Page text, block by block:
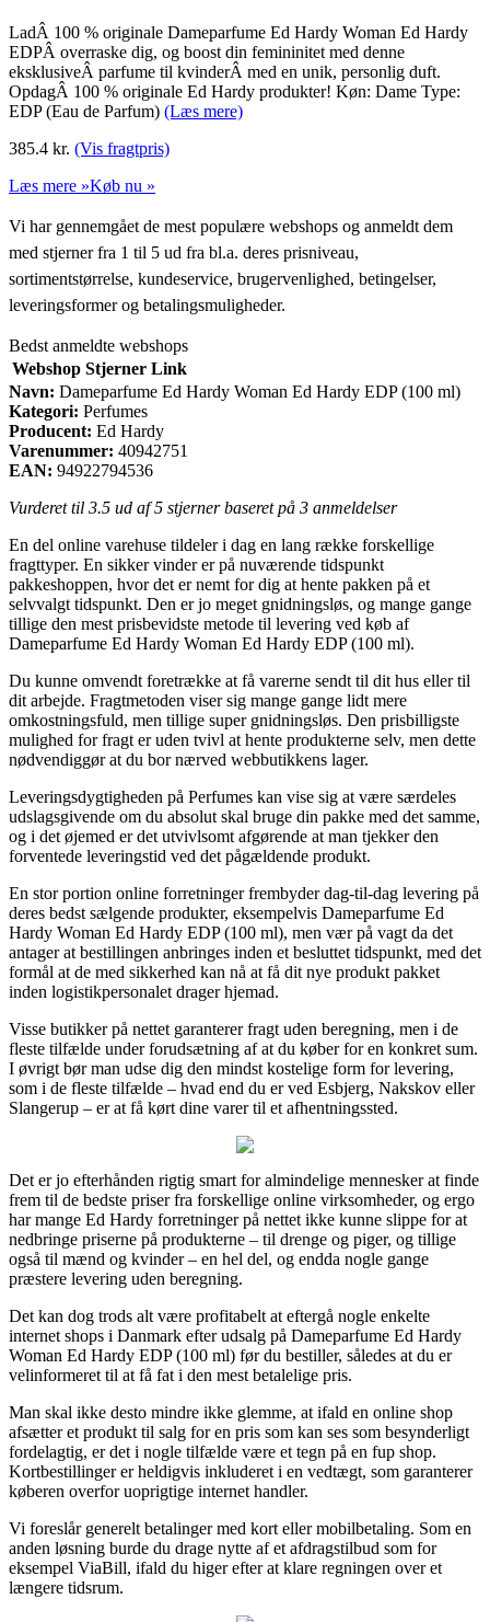
LadÂ 100 % originale Dameparfume Ed Hardy Woman Ed Hardy
EDPÂ overraske dig, og boost din femininitet med denne
eksklusiveÂ parfume til kvinderÂ med en unik, personlig duft.
OpdagÂ 100 % originale Ed Hardy produkter! Køn: Dame Type:
EDP (Eau de Parfum) (Læs mere)
385.4 kr. (Vis fragtpris)
Læs mere »Køb nu »
Vi har gennemgået de mest populære webshops og anmeldt dem
med stjerner fra 1 til 5 ud fra bl.a. deres prisniveau,
sortimentstørrelse, kundeservice, brugervenlighed, betingelser,
leveringsformer og betalingsmuligheder.
Bedst anmeldte webshops
Webshop Stjerner Link
Navn: Dameparfume Ed Hardy Woman Ed Hardy EDP (100 ml)
Kategori: Perfumes
Producent: Ed Hardy
Varenummer: 40942751
EAN: 94922794536
Vurderet til 3.5 ud af 5 stjerner baseret på 3 anmeldelser
En del online varehuse tildeler i dag en lang række forskellige
fragttyper. En sikker vinder er på nuværende tidspunkt
pakkeshoppen, hvor det er nemt for dig at hente pakken på et
selvvalgt tidspunkt. Den er jo meget gnidningsløs, og mange gange
tillige den mest prisbevidste metode til levering ved køb af
Dameparfume Ed Hardy Woman Ed Hardy EDP (100 ml).
Du kunne omvendt foretrække at få varerne sendt til dit hus eller til
dit arbejde. Fragtmetoden viser sig mange gange lidt mere
omkostningsfuld, men tillige super gnidningsløs. Den prisbilligste
mulighed for fragt er uden tvivl at hente produkterne selv, men dette
nødvendiggør at du bor nærved webbutikkens lager.
Leveringsdygtigheden på Perfumes kan vise sig at være særdeles
udslagsgivende om du absolut skal bruge din pakke med det samme,
og i det øjemed er det utvivlsomt afgørende at man tjekker den
forventede leveringstid ved det pågældende produkt.
En stor portion online forretninger frembyder dag-til-dag levering på
deres bedst sælgende produkter, eksempelvis Dameparfume Ed
Hardy Woman Ed Hardy EDP (100 ml), men vær på vagt da det
antager at bestillingen anbringes inden et besluttet tidspunkt, med det
formål at de med sikkerhed kan nå at få dit nye produkt pakket
inden logistikpersonalet drager hjemad.
Visse butikker på nettet garanterer fragt uden beregning, men i de
fleste tilfælde under forudsætning af at du køber for en konkret sum.
I øvrigt bør man udse dig den mindst kostelige form for levering,
som i de fleste tilfælde – hvad end du er ved Esbjerg, Nakskov eller
Slangerup – er at få kørt dine varer til et afhentningssted.
Det er jo efterhånden rigtig smart for almindelige mennesker at finde
frem til de bedste priser fra forskellige online virksomheder, og ergo
har mange Ed Hardy forretninger på nettet ikke kunne slippe for at
nedbringe priserne på produkterne – til drenge og piger, og tillige
også til mænd og kvinder – en hel del, og endda nogle gange
præstere levering uden beregning.
Det kan dog trods alt være profitabelt at eftergå nogle enkelte
internet shops i Danmark efter udsalg på Dameparfume Ed Hardy
Woman Ed Hardy EDP (100 ml) før du bestiller, således at du er
velinformeret til at få fat i den mest betalelige pris.
Man skal ikke desto mindre ikke glemme, at ifald en online shop
afsætter et produkt til salg for en pris som kan ses som besynderligt
fordelagtig, er det i nogle tilfælde være et tegn på en fup shop.
Kortbestillinger er heldigvis inkluderet i en vedtægt, som garanterer
køberen overfor uoprigtige internet handler.
Vi foreslår generelt betalinger med kort eller mobilbetaling. Som en
anden løsning burde du drage nytte af et afdragstilbud som for
eksempel ViaBill, ifald du higer efter at klare regningen over et
længere tidsrum.